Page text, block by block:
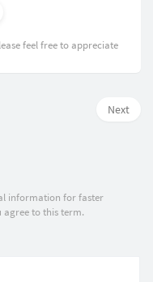
feel free to appreciate
Next
information for faster
to this term.